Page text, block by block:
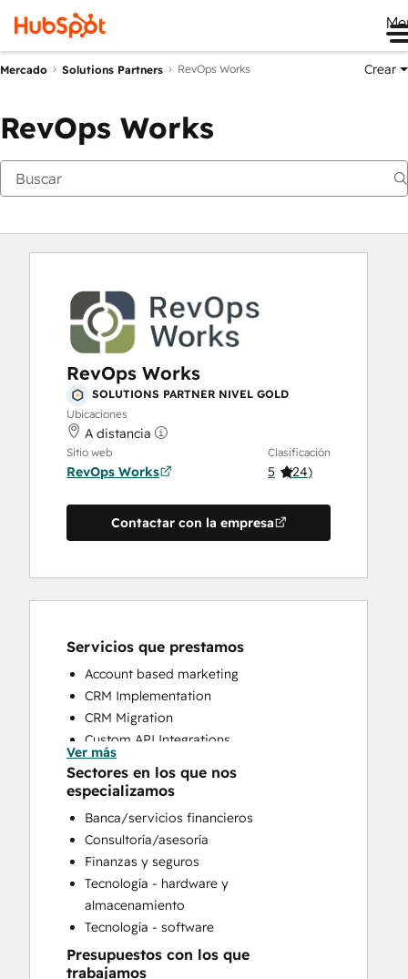
Mercado Solutions Partners RevOps Works Crear
RevOps Works
RevOps Works
SOLUTIONS PARTNER NIVEL GOLD
Ubicaciones
A distancia
Sitio web
RevOps Works
Clasificación
5 (24)
Contactar con la empresa
Servicios que prestamos
Account based marketing
CRM Implementation
CRM Migration
Custom API Integrations
Customer Marketing
Customer Success Training
Customer Support Training
Customer Survey and Analysis
Email Marketing
Full Inbound Marketing Services
Help Desk Implementation
HubSpot Onboarding
Knowledge Base Development
Marketing Hub Enterprise Onboarding
Ver más
Sectores en los que nos
especializamos
Banca/servicios financieros
Consultoría/asesoría
Finanzas y seguros
Tecnología - hardware y
almacenamiento
Tecnología - software
Presupuestos con los que
trabajamos